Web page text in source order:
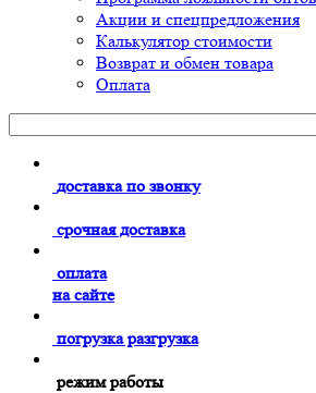
Акции и спецпредложения
Калькулятор стоимости
Возврат и обмен товара
Оплата
доставка по звонку
срочная доставка
оплата
на сайте
погрузка разгрузка
режим работы